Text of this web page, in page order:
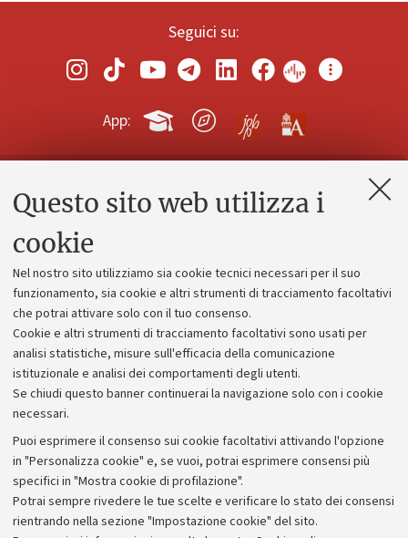
Questo sito web utilizza i
cookie
Nel nostro sito utilizziamo sia cookie tecnici necessari per il suo
funzionamento, sia cookie e altri strumenti di tracciamento facoltativi
che potrai attivare solo con il tuo consenso.
Cookie e altri strumenti di tracciamento facoltativi sono usati per
analisi statistiche, misure sull'efficacia della comunicazione
istituzionale e analisi dei comportamenti degli utenti.
Se chiudi questo banner continuerai la navigazione solo con i cookie
necessari.
Puoi esprimere il consenso sui cookie facoltativi attivando l'opzione
in "Personalizza cookie" e, se vuoi, potrai esprimere consensi più
specifici in "Mostra cookie di profilazione".
Potrai sempre rivedere le tue scelte e verificare lo stato dei consensi
rientrando nella sezione "Impostazione cookie" del sito.
Seguici su:
App:
Contatti e PEC
Alumni community
Piano strategico
Bilanci
Donazioni e 5x1000
Bandi, gare e concorsi
Albo online
Amministrazione trasparente
Atti di notifica